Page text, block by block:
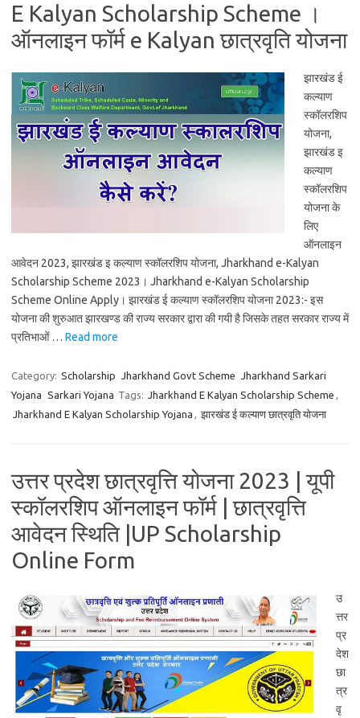
E Kalyan Scholarship Scheme ।
ऑनलाइन फॉर्म e Kalyan छात्रवृति योजना
झारखंड ई
कल्याण
स्कॉलरशिप
योजना,
झारखंड इ
कल्याण
स्कॉलरशिप
योजना के
लिए
ऑनलाइन
आवेदन 2023, झारखंड इ कल्याण स्कॉलरशिप योजना, Jharkhand e-Kalyan
Scholarship Scheme 2023। Jharkhand e-Kalyan Scholarship
Scheme Online Apply। झारखंड ई कल्याण स्कॉलरशिप योजना 2023:- इस
योजना की शुरुआत झारखण्ड की राज्य सरकार द्वारा की गयी है जिसके तहत सरकार राज्य में
प्रतिभाओं … Read more
Category: Scholarship Jharkhand Govt Scheme Jharkhand Sarkari
Yojana Sarkari Yojana Tags: Jharkhand E Kalyan Scholarship Scheme ,
Jharkhand E Kalyan Scholarship Yojana , झारखंड ई कल्याण छात्रवृति योजना
उत्तर प्रदेश छात्रवृत्ति योजना 2023 | यूपी
स्कॉलरशिप ऑनलाइन फॉर्म | छात्रवृत्ति
आवेदन स्थिति |UP Scholarship
Online Form
उ
त्तर
प्र
देश
छा
त्र
वृ